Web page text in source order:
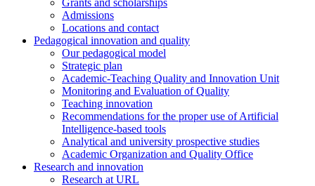
Admissions
Locations and contact
Pedagogical innovation and quality
Our pedagogical model
Strategic plan
Academic-Teaching Quality and Innovation Unit
Monitoring and Evaluation of Quality
Teaching innovation
Recommendations for the proper use of Artificial
Intelligence-based tools
Analytical and university prospective studies
Academic Organization and Quality Office
Research and innovation
Research at URL